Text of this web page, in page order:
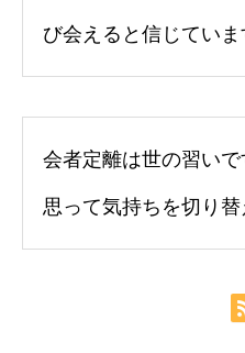
び会えると信じていま
会者定離は世の習い
思って気持ちを切り替